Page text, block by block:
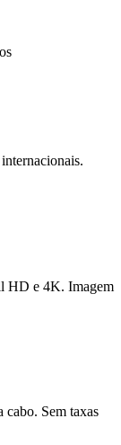
HD e 4K. Imagem
cabo. Sem taxas